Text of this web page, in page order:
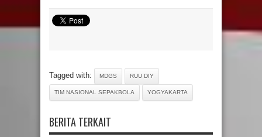
Tagged with: MDGS RUU DIY
TIM NASIONAL SEPAKBOLA YOGYAKARTA
BERITA TERKAIT